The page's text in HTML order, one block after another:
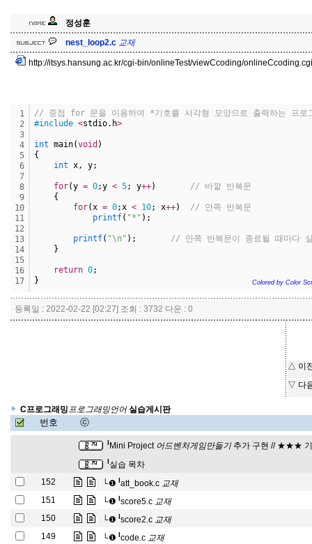
정성훈
nest_loop2.c 교
재
http://itsys.hansung.ac.kr/cgi-bin/onlineTest/viewCcoding/
1
2
3
4
5
6
7
8
9
10
11
12
13
14
15
16
17
// 중첩 for 문을 이용하여 *기호를 사각형 모양으로 출력하는 프로
#include <stdio.h>
int main(void )
{
int x, y;
for(y = 0;y < 5; y++) // 바깥 반복문
{
for(x = 0;x < 10; x++) // 안쪽 반복문
printf( "*" );
printf( "\n" ); // 안쪽 반복문이 종료될 때마다
}
return 0;
}
Colored by Color
등록일 : 2022-02-22 [02:27] 조회 : 3732 다운 : 0
△ 이
▽ 다
C프로그래밍 래밍 언실습게시판
번호 ⓒ
l Mini Project 어 드벤처 게 임 만
들 기 추가 구현 // ★★★ 기
l실습 목차
152
└❶ latt_book.c 재
151 └❶ lscore5.c 재
150 └❶ lscore2.c 재
149 └❶ lcode.c 재